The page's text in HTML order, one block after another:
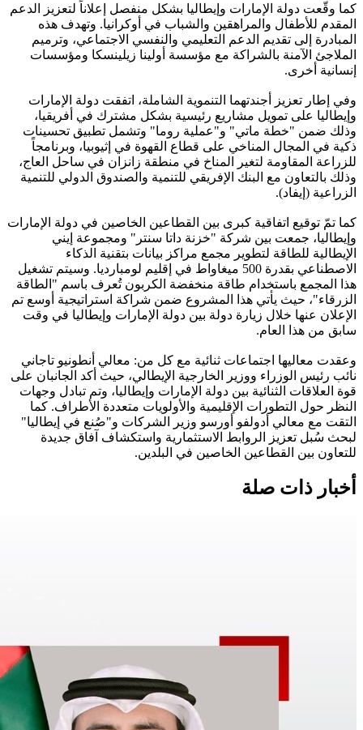
كما وقّعت دولة الإمارات وإيطاليا بشكل منفصل إعلاناً لتعزيز الدعم
المقدم للأطفال والمراهقين والشباب في أوكرانيا. وتهدف هذه
المبادرة إلى تقديم الدعم التعليمي والنفسي الاجتماعي، وترميم
الملاجئ الآمنة بالشراكة مع مؤسسة أولينا زيلينسكا ومؤسسات
إنسانية أخرى.
وفي إطار تعزيز أجندتهما التنموية الشاملة، اتفقت دولة الإمارات
وإيطاليا على تمويل مشاريع رئيسية بشكل مشترك في أفريقيا،
وذلك ضمن "خطة ماتي" و"عملية روما" وتشمل تطبيق تحسينات
ذكية في المجال المناخي على قطاع القهوة في إثيوبيا، وبرنامجاً
للزراعة المقاومة لتغير المناخ في منطقة زانزان في ساحل العاج،
وذلك بالتعاون مع البنك الإفريقي للتنمية والصندوق الدولي للتنمية
الزراعية (إيفاد).
كما تمّ توقيع اتفاقية كبرى بين القطاعين الخاصين في دولة الإمارات
وإيطاليا، جمعت بين شركة "خزنة داتا سنتر" ومجموعة إيني
الإيطالية للطاقة لتطوير مجمع مراكز بيانات بتقنية الذكاء
الاصطناعي بقدرة 500 ميغاواط في إقليم لومبارديا. وسيتم تشغيل
هذا المجمع باستخدام طاقة منخفضة الكربون تُعرف باسم "الطاقة
الزرقاء"، حيث يأتي هذا المشروع ضمن شراكة استراتيجية أوسع تم
الإعلان عنها خلال زيارة دولة بين دولة الإمارات وإيطاليا في وقت
سابق من هذا العام.
وعقدت معاليها اجتماعات ثنائية مع كل من: معالي أنطونيو تاجاني
نائب رئيس الوزراء ووزير الخارجية الإيطالي، حيث أكد الجانبان على
قوة العلاقات الثنائية بين دولة الإمارات وإيطاليا، وتم تبادل وجهات
النظر حول التطورات الإقليمية والأولويات متعددة الأطراف. كما
التقت مع معالي أدولفو أورسو وزير الشركات و"صُنع في إيطاليا"
لبحث سُبل تعزيز الروابط الاستثمارية واستكشاف آفاق جديدة
للتعاون بين القطاعين الخاصين في البلدين.
أخبار ذات صلة